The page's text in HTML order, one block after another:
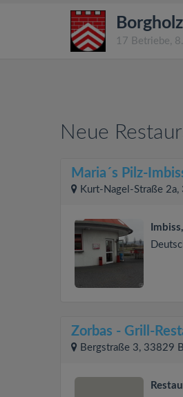
17 Betriebe,
Neue
Maria´s Pilz-
Kurt-Nagel-Straße
Zorbas - Grill-
Bergstraße 3, 33829